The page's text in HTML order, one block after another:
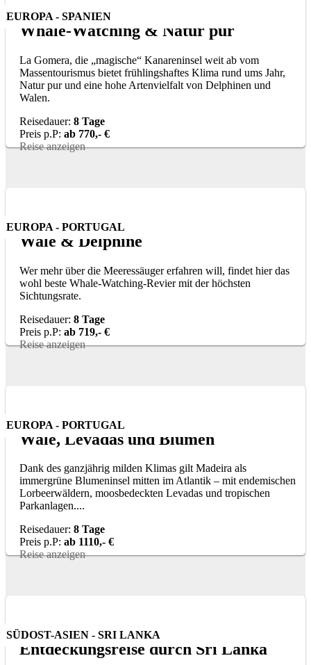
EUROPA - SPANIEN
Whale-Watching & Natur pur
La Gomera, die „magische“ Kanareninsel weit ab vom
Massentourismus bietet frühlingshaftes Klima rund ums Jahr,
Natur pur und eine hohe Artenvielfalt von Delphinen und
Walen.
Reisedauer: 8 Tage
Preis p.P: ab 770,- €
Reise anzeigen
EUROPA - PORTUGAL
Wale & Delphine
Wer mehr über die Meeressäuger erfahren will, findet hier das
wohl beste Whale-Watching-Revier mit der höchsten
Sichtungsrate.
Reisedauer: 8 Tage
Preis p.P: ab 719,- €
Reise anzeigen
EUROPA - PORTUGAL
Wale, Levadas und Blumen
Dank des ganzjährig milden Klimas gilt Madeira als
immergrüne Blumeninsel mitten im Atlantik – mit endemischen
Lorbeerwäldern, moosbedeckten Levadas und tropischen
Parkanlagen....
Reisedauer: 8 Tage
Preis p.P: ab 1110,- €
Reise anzeigen
SÜDOST-ASIEN - SRI LANKA
Entdeckungsreise durch Sri Lanka